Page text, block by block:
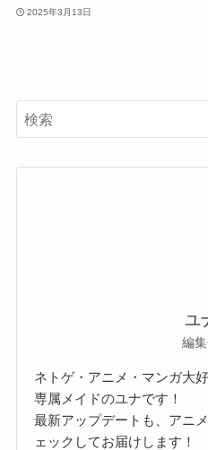
2025年3月13日
ユ
編
ネトゲ・アニメ・マンガ大
専属メイドのユナです！
最新アップデートも、アニ
ェックしてお届けします！